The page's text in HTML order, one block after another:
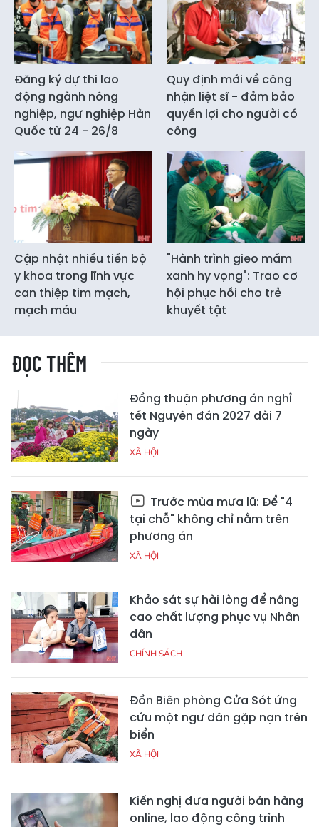
Đăng ký dự thi lao
động ngành nông
nghiệp, ngư nghiệp Hàn
Quốc từ 24 - 26/8
Quy định mới về công
nhận liệt sĩ - đảm bảo
quyền lợi cho người có
công
Cập nhật nhiều tiến bộ
y khoa trong lĩnh vực
can thiệp tim mạch,
mạch máu
"Hành trình gieo mầm
xanh hy vọng": Trao cơ
hội phục hồi cho trẻ
khuyết tật
ĐỌC THÊM
Đồng thuận phương án nghỉ
tết Nguyên đán 2027 dài 7
ngày
XÃ HỘI
Trước mùa mưa lũ: Để "4
tại chỗ" không chỉ nằm trên
phương án
XÃ HỘI
Khảo sát sự hài lòng để nâng
cao chất lượng phục vụ Nhân
dân
CHÍNH SÁCH
Đồn Biên phòng Cửa Sót ứng
cứu một ngư dân gặp nạn trên
biển
XÃ HỘI
Kiến nghị đưa người bán hàng
online, lao động công trình